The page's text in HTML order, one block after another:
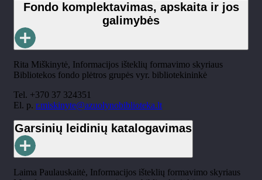
Fondo komplektavimas, apskaita ir jos
galimybės
Rita Miškinytė, Informacijos išteklių formavimo skyriaus
Bibliotekos fondo plėtros grupės vyr. bibliotekininkė
Tel. +370 37 324351
El. p. r.miskinyte@azuolynobiblioteka.lt
Garsinių leidinių katalogavimas
Laima Paulauskaitė, Informacijos išteklių formavimo skyriaus